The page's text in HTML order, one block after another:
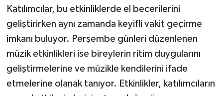
Katılımcılar, bu etkinliklerde el becerilerini
geliştirirken aynı zamanda keyifli vakit geçirme
imkanı buluyor. Perşembe günleri düzenlenen
müzik etkinlikleri ise bireylerin ritim duygularını
geliştirmelerine ve müzikle kendilerini ifade
etmelerine olanak tanıyor. Etkinlikler, katılımcıların